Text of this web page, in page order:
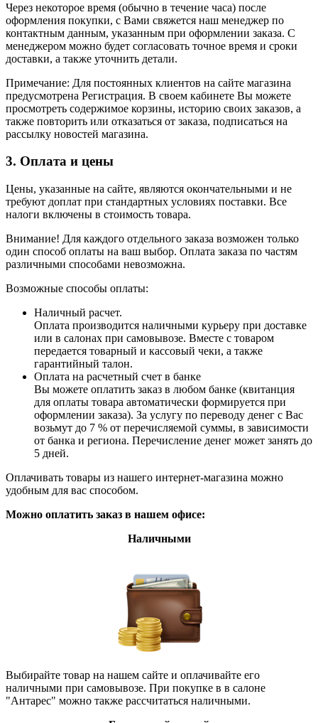
Через некоторое время (обычно в течение часа) после
оформления покупки, с Вами свяжется наш менеджер по
контактным данным, указанным при оформлении заказа. С
менеджером можно будет согласовать точное время и сроки
доставки, а также уточнить детали.
Примечание: Для постоянных клиентов на сайте магазина
предусмотрена Регистрация. В своем кабинете Вы можете
просмотреть содержимое корзины, историю своих заказов, а
также повторить или отказаться от заказа, подписаться на
рассылку новостей магазина.
3. Оплата и цены
Цены, указанные на сайте, являются окончательными и не
требуют доплат при стандартных условиях поставки. Все
налоги включены в стоимость товара.
Внимание! Для каждого отдельного заказа возможен только
один способ оплаты на ваш выбор. Оплата заказа по частям
различными способами невозможна.
Возможные способы оплаты:
Наличный расчет.
Оплата производится наличными курьеру при доставке
или в салонах при самовывозе. Вместе с товаром
передается товарный и кассовый чеки, а также
гарантийный талон.
Оплата на расчетный счет в банке
Вы можете оплатить заказ в любом банке (квитанция
для оплаты товара автоматически формируется при
оформлении заказа). За услугу по переводу денег с Вас
возьмут до 7 % от перечисляемой суммы, в зависимости
от банка и региона. Перечисление денег может занять до
5 дней.
Оплачивать товары из нашего интернет-магазина можно
удобным для вас способом.
Можно оплатить заказ в нашем офисе:
Наличными
Выбирайте товар на нашем сайте и оплачивайте его
наличными при самовывозе. При покупке в в салоне
"Антарес" можно также рассчитаться наличными.